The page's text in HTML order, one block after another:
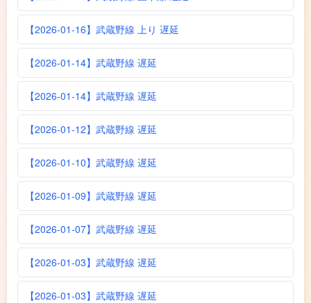
【2026-01-16】武蔵野線 上り 遅延
【2026-01-14】武蔵野線 遅延
【2026-01-14】武蔵野線 遅延
【2026-01-12】武蔵野線 遅延
【2026-01-10】武蔵野線 遅延
【2026-01-09】武蔵野線 遅延
【2026-01-07】武蔵野線 遅延
【2026-01-03】武蔵野線 遅延
【2026-01-03】武蔵野線 遅延